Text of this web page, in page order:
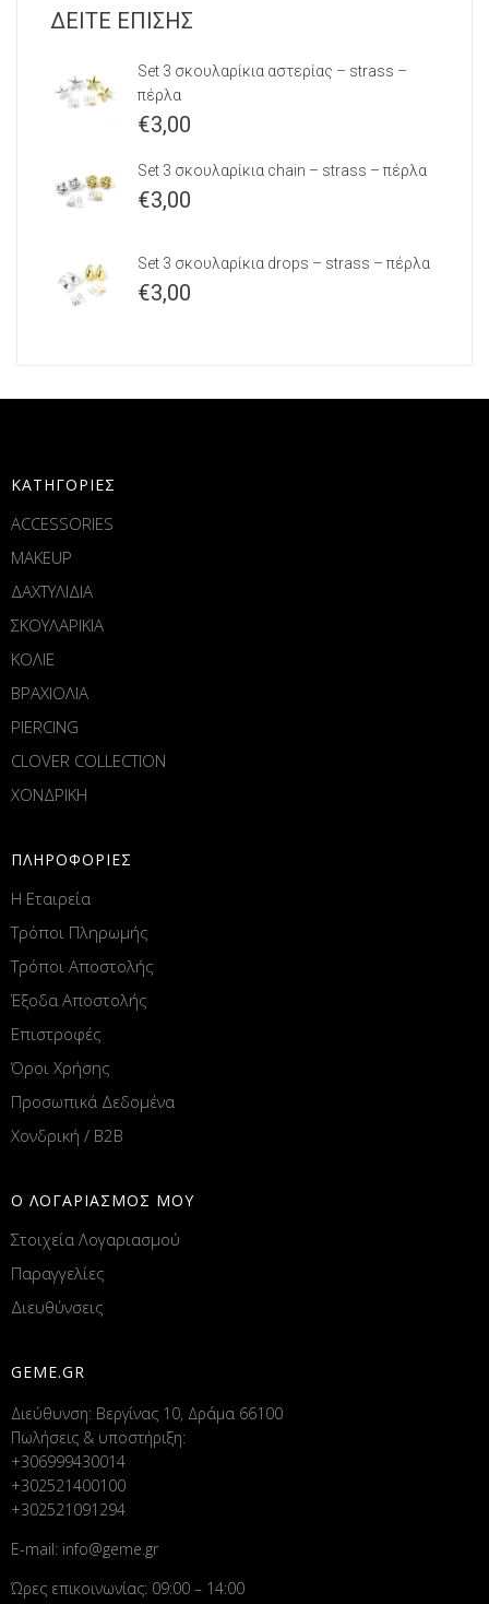
ΔΕΙΤΕ ΕΠΙΣΗΣ
Set 3 σκουλαρίκια αστερίας – strass –
πέρλα
€3,00
Set 3 σκουλαρίκια chain – strass – πέρλα
€3,00
Set 3 σκουλαρίκια drops – strass – πέρλα
€3,00
ΚΑΤΗΓΟΡΙΕΣ
ACCESSORIES
MAKEUP
ΔΑΧΤΥΛΙΔΙΑ
ΣΚΟΥΛΑΡΙΚΙΑ
ΚΟΛΙΕ
ΒΡΑΧΙΟΛΙΑ
PIERCING
CLOVER COLLECTION
ΧΟΝΔΡΙΚΗ
ΠΛΗΡΟΦΟΡΙΕΣ
Η Εταιρεία
Τρόποι Πληρωμής
Τρόποι Αποστολής
Έξοδα Αποστολής
Επιστροφές
Όροι Χρήσης
Προσωπικά Δεδομένα
Χονδρική / B2B
Ο ΛΟΓΑΡΙΑΣΜΟΣ ΜΟΥ
Στοιχεία Λογαριασμού
Παραγγελίες
Διευθύνσεις
GEME.GR
Διεύθυνση: Βεργίνας 10, Δράμα 66100
Πωλήσεις & υποστήριξη:
+306999430014
+302521400100
+302521091294
E-mail: info@geme.gr
Ώρες επικοινωνίας: 09:00 – 14:00